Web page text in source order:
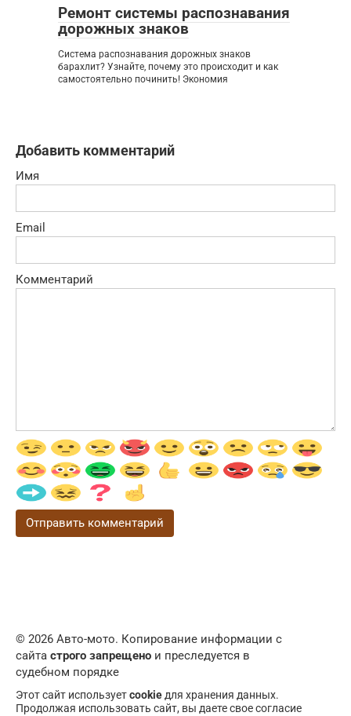
Ремонт системы распознавания
дорожных знаков
Система распознавания дорожных знаков
барахлит? Узнайте, почему это происходит и как
самостоятельно починить! Экономия
Добавить комментарий
Имя
Email
Комментарий
© 2026 Авто-мото. Копирование информации с
сайта строго запрещено и преследуется в
судебном порядке
Этот сайт используетcookie для хранения данных.
Продолжая использовать сайт, вы даете свое согласие